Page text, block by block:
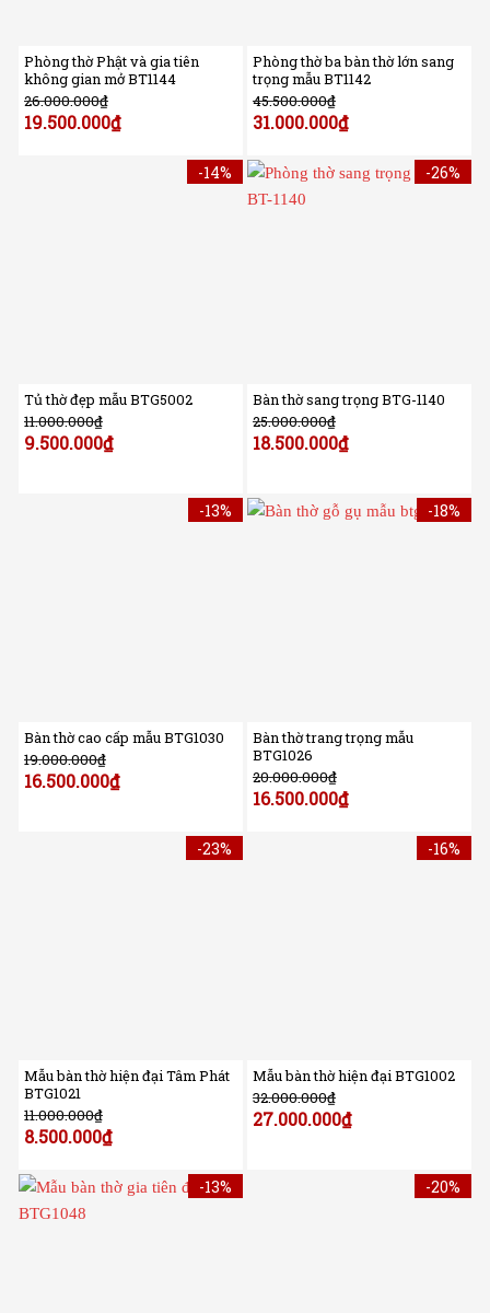
Phòng thờ Phật và gia tiên
không gian mở BT1144
26.000.000₫
19.500.000₫
Phòng thờ ba bàn thờ lớn sang
trọng mẫu BT1142
45.500.000₫
31.000.000₫
-14%
Tủ thờ đẹp mẫu BTG5002
11.000.000₫
9.500.000₫
-26%
Bàn thờ sang trọng BTG-1140
25.000.000₫
18.500.000₫
-13%
Bàn thờ cao cấp mẫu BTG1030
19.000.000₫
16.500.000₫
-18%
Bàn thờ trang trọng mẫu
BTG1026
20.000.000₫
16.500.000₫
-23%
Mẫu bàn thờ hiện đại Tâm Phát
BTG1021
11.000.000₫
8.500.000₫
-16%
Mẫu bàn thờ hiện đại BTG1002
32.000.000₫
27.000.000₫
-13% -20%